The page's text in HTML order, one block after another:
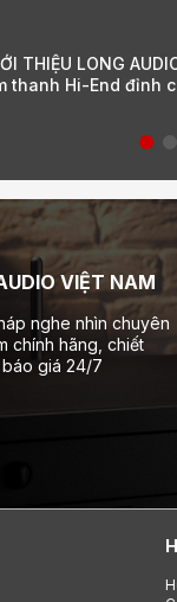
Long Audio -
VIỆT NAM
nghe nhìn chuyên
chính hãng, chiết
giá 24/7